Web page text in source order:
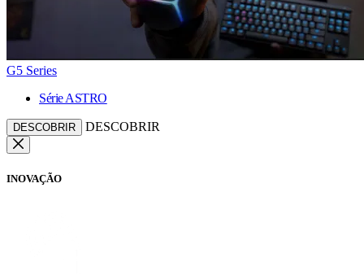
G5 Series
Série ASTRO
DESCOBRIR DESCOBRIR
INOVAÇÃO